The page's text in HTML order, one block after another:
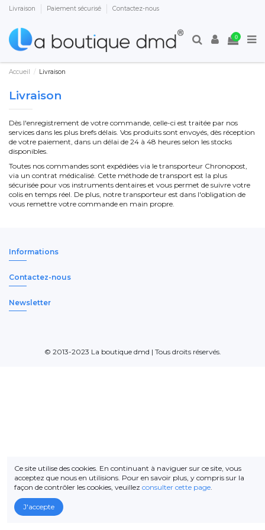
Livraison Paiement sécurisé Contactez-nous
0
Accueil Livraison
Livraison
Dès l'enregistrement de votre commande, celle-ci est traitée par nos
services dans les plus brefs délais. Vos produits sont envoyés, dès réception
de votre paiement, dans un délai de 24 à 48 heures selon les stocks
disponibles.
Toutes nos commandes sont expédiées via le transporteur Chronopost,
via un contrat médicalisé. Cette méthode de transport est la plus
sécurisée pour vos instruments dentaires et vous permet de suivre votre
colis en temps réel. De plus, notre transporteur est dans l'obligation de
vous remettre votre commande en main propre.
Informations
Contactez-nous
Newsletter
© 2013-2023 La boutique dmd | Tous droits réservés.
Ce site utilise des cookies. En continuant à naviguer sur ce site, vous
acceptez que nous en utilisions. Pour en savoir plus, y compris sur la
façon de contrôler les cookies, veuillez consulter cette page.
J'accepte